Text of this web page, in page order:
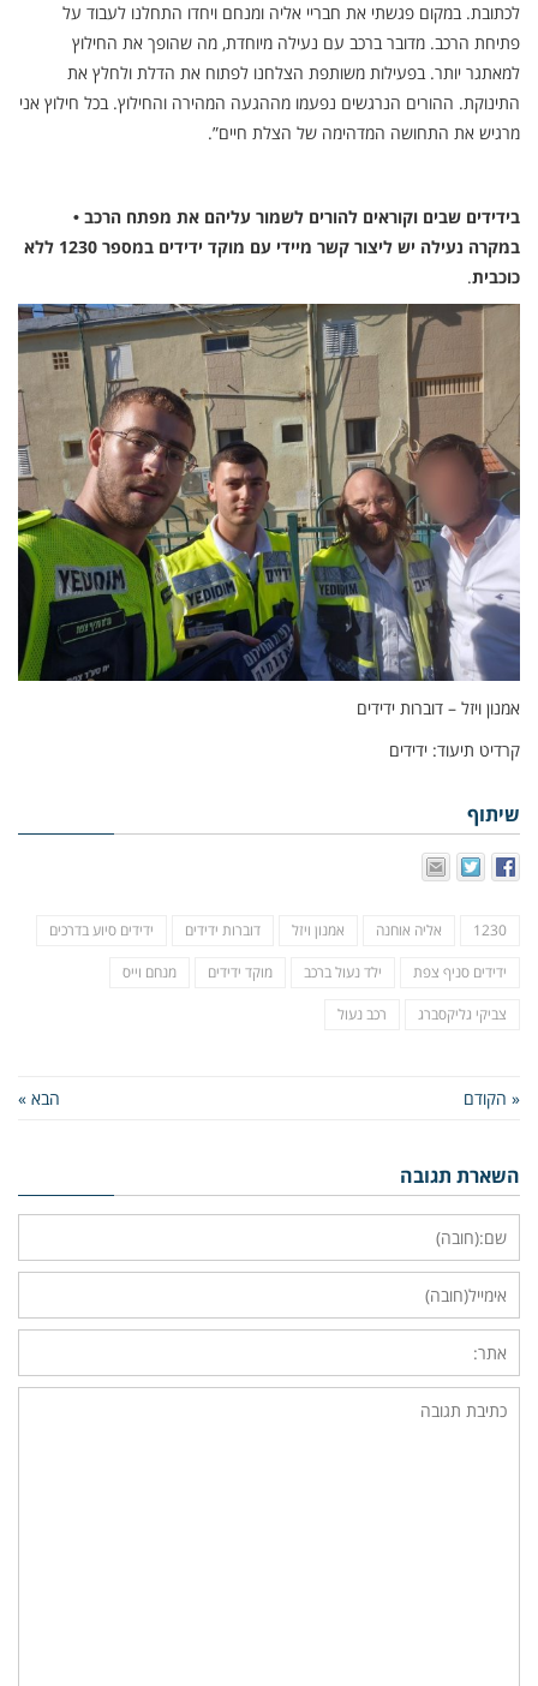
לכתובת. במקום פגשתי את חבריי אליה ומנחם ויחדו התחלנו לעבוד על
פתיחת הרכב. מדובר ברכב עם נעילה מיוחדת, מה שהופך את החילוץ
למאתגר יותר. בפעילות משותפת הצלחנו לפתוח את הדלת ולחלץ את
התינוקת. ההורים הנרגשים נפעמו מההגעה המהירה והחילוץ. בכל חילוץ אני
מרגיש את התחושה המדהימה של הצלת חיים”.
בידידים שבים וקוראים להורים לשמור עליהם את מפתח הרכב •
במקרה נעילה יש ליצור קשר מיידי עם מוקד ידידים במספר 1230 ללא
כוכבית.
אמנון ויזל – דוברות ידידים
קרדיט תיעוד: ידידים
שיתוף
1230 אליה אוחנה אמנון ויזל דוברות ידידים ידידים סיוע בדרכים
ידידים סניף צפת ילד נעול ברכב מוקד ידידים מנחם וייס
צביקי גליקסברג רכב נעול
« הקודם הבא »
השארת תגובה